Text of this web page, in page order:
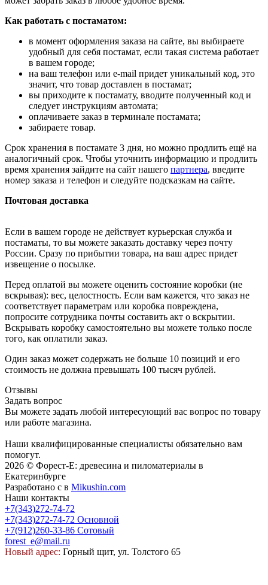
Как работать с постаматом:
в момент оформления заказа на сайте, вы выбираете
удобный для себя постамат, если такая система работает
в вашем городе;
на ваш телефон или e-mail придет уникальный код, это
значит, что товар доставлен в постамат;
вы приходите к постамату, вводите полученный код и
следует инструкциям автомата;
оплачиваете заказ в терминале постамата;
забираете товар.
Срок хранения в постамате 3 дня, но можно продлить ещё на
аналогичный срок. Чтобы уточнить информацию и продлить
время хранения зайдите на сайт нашего партнера, введите
номер заказа и телефон и следуйте подсказкам на сайте.
Почтовая доставка
Если в вашем городе не действует курьерская служба и
постаматы, то вы можете заказать доставку через почту
России. Сразу по прибытии товара, на ваш адрес придет
извещение о посылке.
Перед оплатой вы можете оценить состояние коробки (не
вскрывая): вес, целостность. Если вам кажется, что заказ не
соответствует параметрам или коробка повреждена,
попросите сотрудника почты составить акт о вскрытии.
Вскрывать коробку самостоятельно вы можете только после
того, как оплатили заказ.
Один заказ может содержать не больше 10 позиций и его
стоимость не должна превышать 100 тысяч рублей.
Отзывы
Задать вопрос
Вы можете задать любой интересующий вас вопрос по товару
или работе магазина.
Наши квалифицированные специалисты обязательно вам
помогут.
2026 © Форест-Е: древесина и пиломатериалы в
Екатеринбурге
Разработано с в Mikushin.com
Наши контакты
+7(343)272-74-72
+7(343)272-74-72 Основной
+7(912)260-33-86 Сотовый
forest_e@mail.ru
Новый адрес: Горный щит, ул. Толстого 65